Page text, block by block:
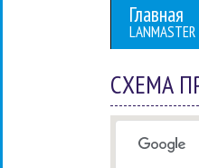
Главная
LANMASTER
СХЕМА